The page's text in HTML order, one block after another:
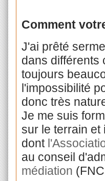
Comment
J'ai prêté
dans différents
toujours
l'impossibilité
donc très
Je me suis
sur le terrain et
dont
au conseil
médiation